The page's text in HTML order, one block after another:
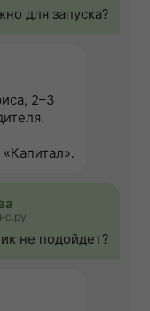
для запуска?
2–3
не подойдет?